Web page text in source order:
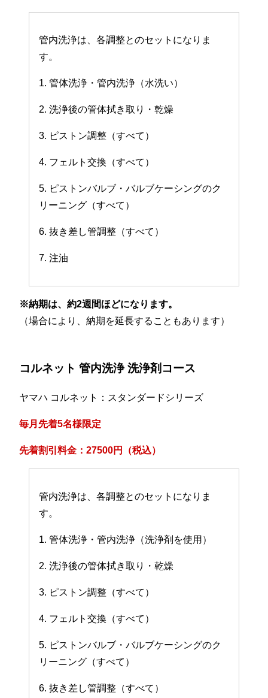
管内洗浄は、各調整とのセットになりま
す。
1. 管体洗浄・管内洗浄（水洗い）
2. 洗浄後の管体拭き取り・乾燥
3. ピストン調整（すべて）
4. フェルト交換（すべて）
5. ピストンバルブ・バルブケーシングのク
リーニング（すべて）
6. 抜き差し管調整（すべて）
7. 注油
※納期は、約2週間ほどになります。
（場合により、納期を延長することもあります）
コルネット 管内洗浄 洗浄剤コース
ヤマハ コルネット：スタンダードシリーズ
毎月先着5名様限定
先着割引料金：27500円（税込）
管内洗浄は、各調整とのセットになりま
す。
1. 管体洗浄・管内洗浄（洗浄剤を使用）
2. 洗浄後の管体拭き取り・乾燥
3. ピストン調整（すべて）
4. フェルト交換（すべて）
5. ピストンバルブ・バルブケーシングのク
リーニング（すべて）
6. 抜き差し管調整（すべて）